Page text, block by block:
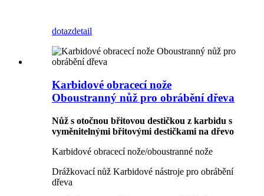
dotazdetail
Karbidové obracecí nože
Oboustranný nůž pro obrábění dřeva
Nůž s otočnou břitovou destičkou z karbidu s
vyměnitelnými břitovými destičkami na dřevo
Karbidové obracecí nože/oboustranné nože
Drážkovací nůž Karbidové nástroje pro obrábění
dřeva